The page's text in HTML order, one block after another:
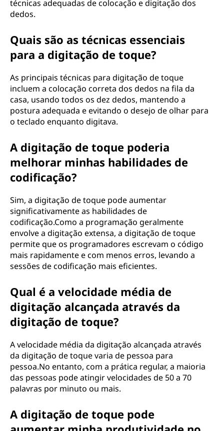
técnicas adequadas de colocação e digitação dos
dedos.
Quais são as técnicas essenciais
para a digitação de toque?
As principais técnicas para digitação de toque
incluem a colocação correta dos dedos na fila da
casa, usando todos os dez dedos, mantendo a
postura adequada e evitando o desejo de olhar para
o teclado enquanto digitava.
A digitação de toque poderia
melhorar minhas habilidades de
codificação?
Sim, a digitação de toque pode aumentar
significativamente as habilidades de
codificação.Como a programação geralmente
envolve a digitação extensa, a digitação de toque
permite que os programadores escrevam o código
mais rapidamente e com menos erros, levando a
sessões de codificação mais eficientes.
Qual é a velocidade média de
digitação alcançada através da
digitação de toque?
A velocidade média da digitação alcançada através
da digitação de toque varia de pessoa para
pessoa.No entanto, com a prática regular, a maioria
das pessoas pode atingir velocidades de 50 a 70
palavras por minuto ou mais.
A digitação de toque pode